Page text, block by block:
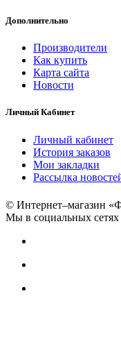
Дополнительно
Производители
Как купить
Карта сайта
Новости
Личный Кабинет
Личный кабинет
История заказов
Мои закладки
Рассылка
© Интернет–магазин
Мы в социальных сетях